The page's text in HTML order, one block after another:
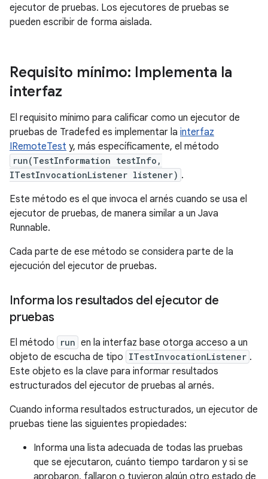
ejecutor de pruebas. Los ejecutores de pruebas se
pueden escribir de forma aislada.
Requisito mínimo: Implementa la
interfaz
El requisito mínimo para calificar como un ejecutor de
pruebas de Tradefed es implementar la interfaz
IRemoteTest y, más específicamente, el método
run(TestInformation testInfo,
ITestInvocationListener listener) .
Este método es el que invoca el arnés cuando se usa el
ejecutor de pruebas, de manera similar a un Java
Runnable.
Cada parte de ese método se considera parte de la
ejecución del ejecutor de pruebas.
Informa los resultados del ejecutor de
pruebas
El método run en la interfaz base otorga acceso a un
objeto de escucha de tipo ITestInvocationListener .
Este objeto es la clave para informar resultados
estructurados del ejecutor de pruebas al arnés.
Cuando informa resultados estructurados, un ejecutor de
pruebas tiene las siguientes propiedades:
Informa una lista adecuada de todas las pruebas
que se ejecutaron, cuánto tiempo tardaron y si se
aprobaron, fallaron o tuvieron algún otro estado de